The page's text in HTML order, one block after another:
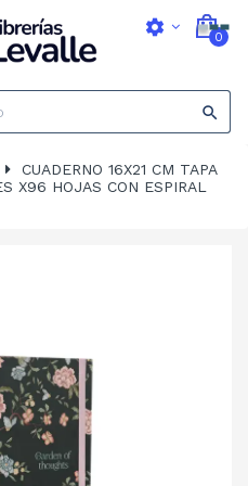

settings 0
CUADERNO 16X21 CM TAPA
X96 HOJAS CON ESPIRAL